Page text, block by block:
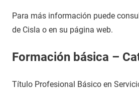
Para más información puede
de Cisla o en su página web.
Formación básica –
Título Profesional Básico en